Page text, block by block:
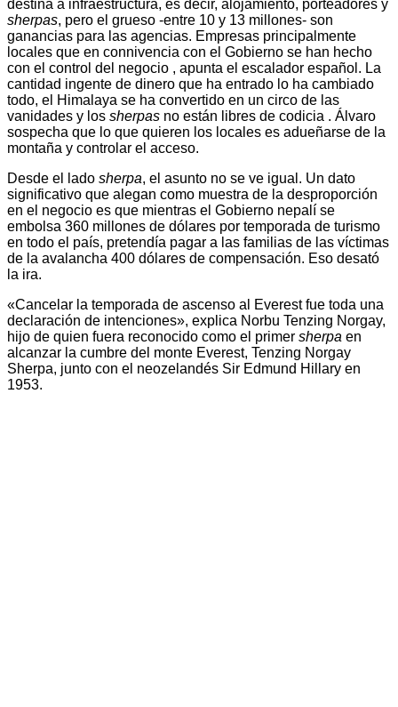
destina a infraestructura, es decir, alojamiento, porteadores y
sherpas, pero el grueso -entre 10 y 13 millones- son
ganancias para las agencias. Empresas principalmente
locales que en connivencia con el Gobierno se han hecho
con el control del negocio , apunta el escalador español. La
cantidad ingente de dinero que ha entrado lo ha cambiado
todo, el Himalaya se ha convertido en un circo de las
vanidades y los sherpas no están libres de codicia . Álvaro
sospecha que lo que quieren los locales es adueñarse de la
montaña y controlar el acceso.
Desde el lado sherpa, el asunto no se ve igual. Un dato
significativo que alegan como muestra de la desproporción
en el negocio es que mientras el Gobierno nepalí se
embolsa 360 millones de dólares por temporada de turismo
en todo el país, pretendía pagar a las familias de las víctimas
de la avalancha 400 dólares de compensación. Eso desató
la ira.
«Cancelar la temporada de ascenso al Everest fue toda una
declaración de intenciones», explica Norbu Tenzing Norgay,
hijo de quien fuera reconocido como el primer sherpa en
alcanzar la cumbre del monte Everest, Tenzing Norgay
Sherpa, junto con el neozelandés Sir Edmund Hillary en
1953.